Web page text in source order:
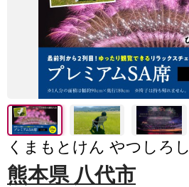
くまもとけん やつしろし
熊本県 八代市